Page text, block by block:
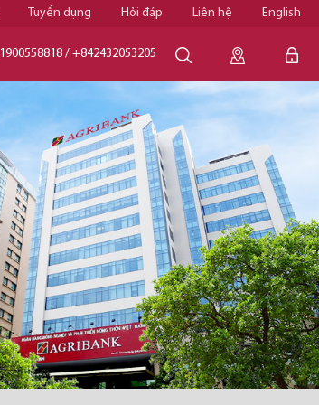
Tuyển dụng Hỏi đáp Liên hệ English
1900558818 / +842432053205